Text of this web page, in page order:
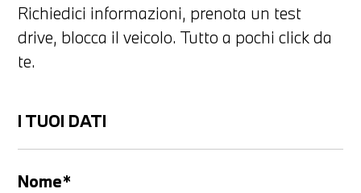
Richiedici informazioni, prenota un test
drive, blocca il veicolo. Tutto a pochi click da
te.
I TUOI DATI
Nome*